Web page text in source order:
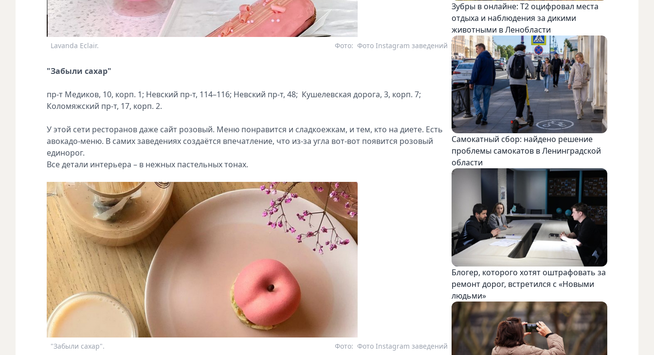
Lavanda Eclair. Фото Instagram заведений
Фото:
"Забыли сахар"
пр-т Медиков, 10, корп. 1; Невский пр-т, 114–116; Невский пр-т, 48; Кушелевская дорога, 3, корп. 7;
Коломяжский пр-т, 17, корп. 2.
У этой сети ресторанов даже сайт розовый. Меню понравится и сладкоежкам, и тем, кто на диете. Есть
авокадо-меню. В самих заведениях создаётся впечатление, что из-за угла вот-вот появится розовый
единорог.
Все детали интерьера – в нежных пастельных тонах.
"Забыли сахар". Фото Instagram заведений
Фото:
Зубры в онлайне: Т2 оцифровал места
отдыха и наблюдения за дикими
животными в Ленобласти
Самокатный сбор: найдено решение
проблемы самокатов в Ленинградской
области
Блогер, которого хотят оштрафовать за
ремонт дорог, встретился с «Новыми
людьми»